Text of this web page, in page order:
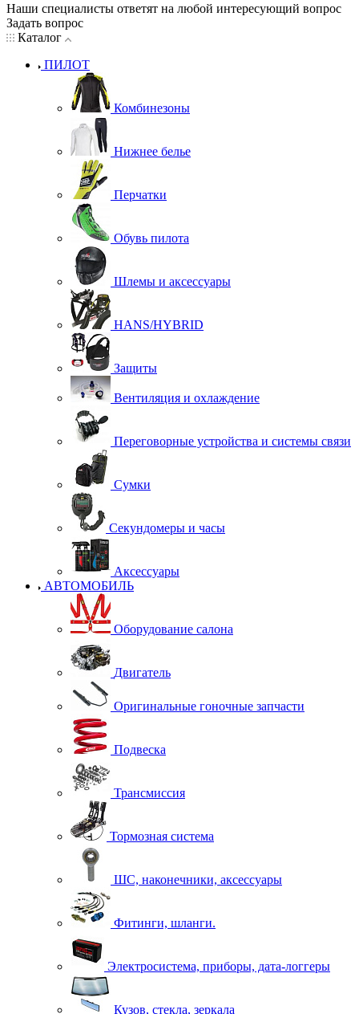
Наши специалисты ответят на любой интересующий вопрос
Задать вопрос
Каталог
ПИЛОТ
Комбинезоны
Нижнее белье
Перчатки
Обувь пилота
Шлемы и аксессуары
HANS/HYBRID
Защиты
Вентиляция и охлаждение
Переговорные устройства и системы связи
Сумки
Секундомеры и часы
Аксессуары
АВТОМОБИЛЬ
Оборудование салона
Двигатель
Оригинальные гоночные запчасти
Подвеска
Трансмиссия
Тормозная система
ШС, наконечники, аксессуары
Фитинги, шланги.
Электросистема, приборы, дата-логгеры
Кузов, стекла, зеркала